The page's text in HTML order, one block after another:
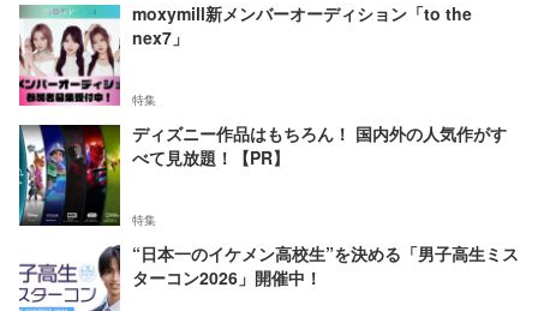
moxymill新メンバーオーディション「to the
nex7」
特集
ディズニー作品はもちろん！ 国内外の人気作がす
べて見放題！【PR】
特集
“日本一のイケメン高校生”を決める「男子高生ミス
ターコン2026」開催中！